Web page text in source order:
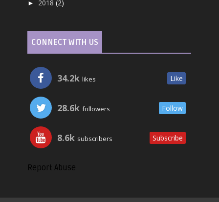
► 2018(2)
CONNECT WITH US
34.2k likes Like
28.6k followers Follow
8.6k subscribers Subscribe
Report Abuse